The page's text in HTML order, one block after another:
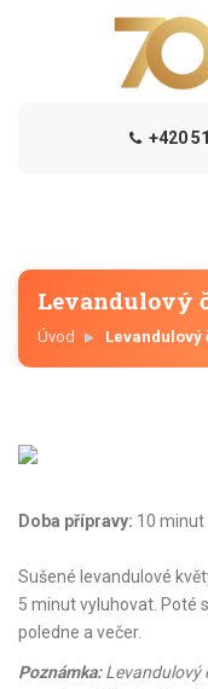
+420
Levandulový
Úvod Levandulový
Doba přípravy: 10 minut
Sušené levandulové
5 minut vyluhovat. Poté
poledne a večer.
Poznámka:Levandulový